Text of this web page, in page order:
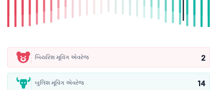
બિયરિશ મૂવિંગ એવરેજ 2
બુલિશ મૂવિંગ એવરેજ 14